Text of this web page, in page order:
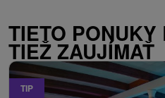
TIETO PONUKY
TIEŽ ZAUJÍMAŤ
TIP